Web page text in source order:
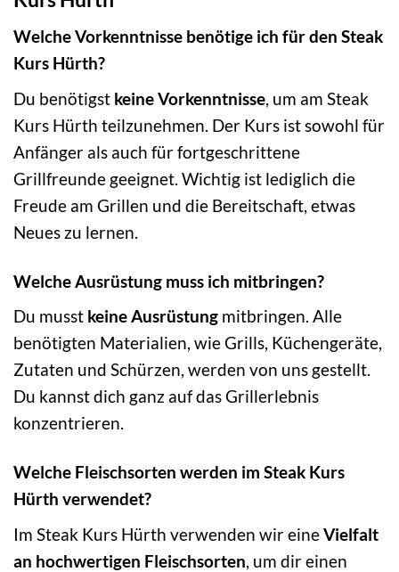
Welche Vorkenntnisse benötige ich für den Steak
Kurs Hürth?
Du benötigst keine Vorkenntnisse , um am Steak
Kurs Hürth teilzunehmen. Der Kurs ist sowohl für
Anfänger als auch für fortgeschrittene
Grillfreunde geeignet. Wichtig ist lediglich die
Freude am Grillen und die Bereitschaft, etwas
Neues zu lernen.
Welche Ausrüstung muss ich mitbringen?
Du musst keine Ausrüstung mitbringen. Alle
benötigten Materialien, wie Grills, Küchengeräte,
Zutaten und Schürzen, werden von uns gestellt.
Du kannst dich ganz auf das Grillerlebnis
konzentrieren.
Welche Fleischsorten werden im Steak Kurs
Hürth verwendet?
Im Steak Kurs Hürth verwenden wir eineVielfalt
an hochwertigen Fleischsorten, um dir einen